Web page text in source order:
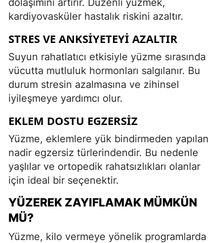
dolaşımını artırır. Düzenli yüzmek,
kardiyovasküler hastalık riskini azaltır.
STRES VE ANKSIYETEYI AZALTIR
Suyun rahatlatıcı etkisiyle yüzme sırasında
vücutta mutluluk hormonları salgılanır. Bu
durum stresin azalmasına ve zihinsel
iyileşmeye yardımcı olur.
EKLEM DOSTU EGZERSIZ
Yüzme, eklemlere yük bindirmeden yapılan
nadir egzersiz türlerindendir. Bu nedenle
yaşlılar ve ortopedik rahatsızlıkları olanlar
için ideal bir seçenektir.
YÜZEREK ZAYIFLAMAK MÜMKÜN
MÜ?
Yüzme, kilo vermeye yönelik programlarda